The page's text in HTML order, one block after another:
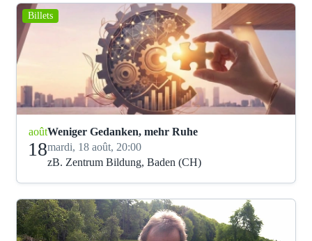
Billets
août
18
Weniger Gedanken, mehr Ruhe
mardi, 18 août, 20:00
zB. Zentrum Bildung, Baden (CH)